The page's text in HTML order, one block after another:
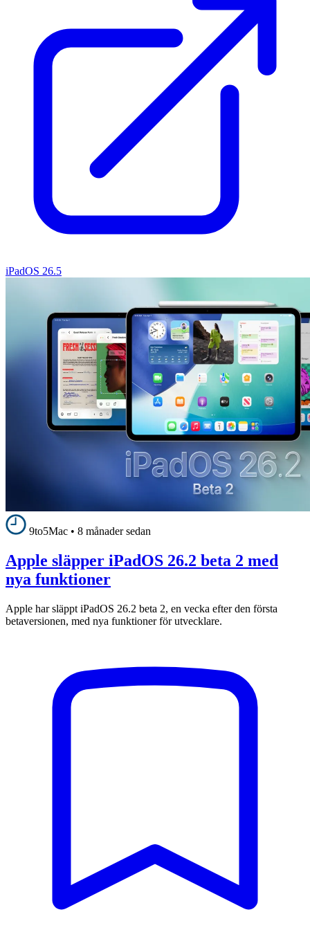
iPadOS 26.5
9to5Mac • 8 månader sedan
Apple släpper iPadOS 26.2 beta 2 med
nya funktioner
Apple har släppt iPadOS 26.2 beta 2, en vecka efter den första
betaversionen, med nya funktioner för utvecklare.